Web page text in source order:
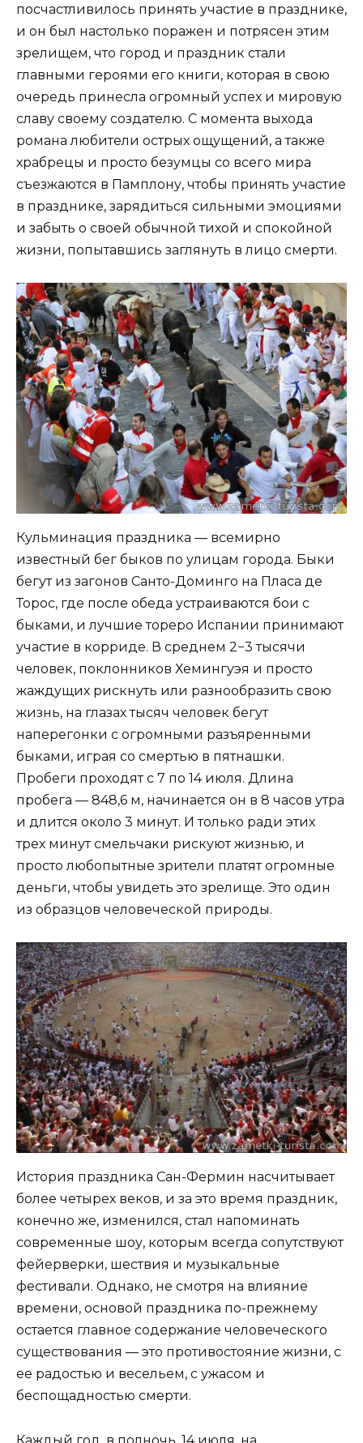
посчастливилось принять участие в празднике,
и он был настолько поражен и потрясен этим
зрелищем, что город и праздник стали
главными героями его книги, которая в свою
очередь принесла огромный успех и мировую
славу своему создателю. С момента выхода
романа любители острых ощущений, а также
храбрецы и просто безумцы со всего мира
съезжаются в Памплону, чтобы принять участие
в празднике, зарядиться сильными эмоциями
и забыть о своей обычной тихой и спокойной
жизни, попытавшись заглянуть в лицо смерти.
Кульминация праздника — всемирно
известный бег быков по улицам города. Быки
бегут из загонов Санто-Доминго на Пласа де
Торос, где после обеда устраиваются бои с
быками, и лучшие тореро Испании принимают
участие в корриде. В среднем 2−3 тысячи
человек, поклонников Хемингуэя и просто
жаждущих рискнуть или разнообразить свою
жизнь, на глазах тысяч человек бегут
наперегонки с огромными разъяренными
быками, играя со смертью в пятнашки.
Пробеги проходят с 7 по 14 июля. Длина
пробега — 848,6 м, начинается он в 8 часов утра
и длится около 3 минут. И только ради этих
трех минут смельчаки рискуют жизнью, и
просто любопытные зрители платят огромные
деньги, чтобы увидеть это зрелище. Это один
из образцов человеческой природы.
История праздника Сан-Фермин насчитывает
более четырех веков, и за это время праздник,
конечно же, изменился, стал напоминать
современные шоу, которым всегда сопутствуют
фейерверки, шествия и музыкальные
фестивали. Однако, не смотря на влияние
времени, основой праздника по-прежнему
остается главное содержание человеческого
существования — это противостояние жизни, с
ее радостью и весельем, с ужасом и
беспощадностью смерти.
Каждый год, в полночь, 14 июля, на